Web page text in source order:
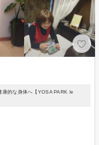
康的な身体へ【YOSA PARK le